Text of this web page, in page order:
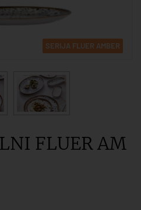
SERIJA FLUER AMBER
FLUER AM